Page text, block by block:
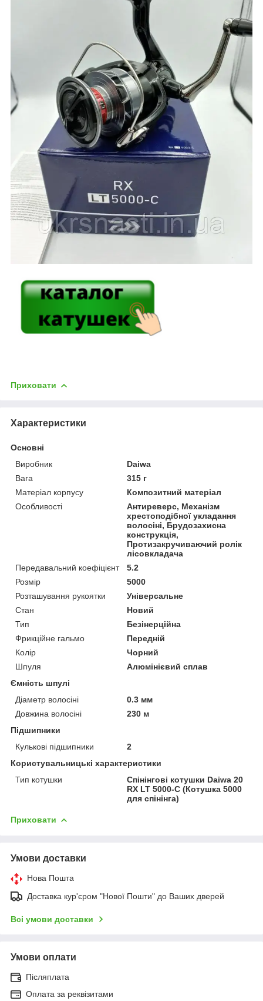
Приховати
Характеристики
Основні
Виробник
Daiwa
Вага
315 г
Матеріал корпусу
Композитний матеріал
Особливості
Антиреверс, Механізм
хрестоподібної укладання
волосіні, Брудозахисна
конструкція,
Протизакручиваючий ролік
лісовкладача
Передавальний коефіцієнт
5.2
Розмір
5000
Розташування рукоятки
Універсальне
Стан
Новий
Тип
Безінерційна
Фрикційне гальмо
Передній
Колір
Чорний
Шпуля
Алюмінієвий сплав
Ємність шпулі
Діаметр волосіні
0.3 мм
Довжина волосіні
230 м
Підшипники
Кулькові підшипники
2
Користувальницькі характеристики
Тип котушки
Спінінгові котушки Daiwa 20
RX LT 5000-C (Котушка 5000
для спінінга)
Приховати
Умови доставки
Нова Пошта
Доставка кур'єром "Нової Пошти" до Ваших дверей
Всі умови доставки
Умови оплати
Післяплата
Оплата за реквізитами